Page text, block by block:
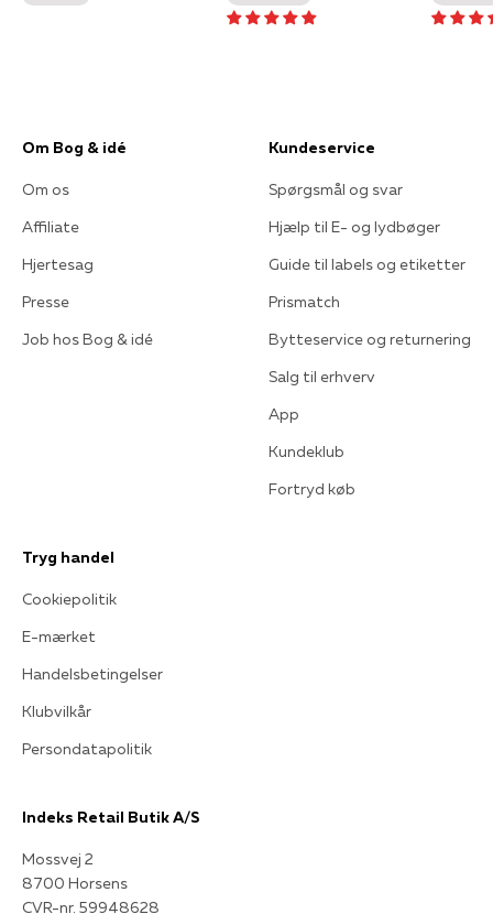
Om Bog & idé
Om os
Affiliate
Hjertesag
Presse
Job hos Bog & idé
Kundeservice
Spørgsmål og svar
Hjælp til E- og lydbøger
Guide til labels og etiketter
Prismatch
Bytteservice og returnering
Salg til erhverv
App
Kundeklub
Fortryd køb
Tryg handel
Cookiepolitik
E-mærket
Handelsbetingelser
Klubvilkår
Persondatapolitik
Indeks Retail Butik A/S
Mossvej 2
8700 Horsens
CVR-nr. 59948628